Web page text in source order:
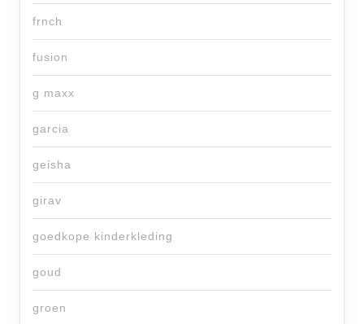
frnch
fusion
g maxx
garcia
geisha
girav
goedkope kinderkleding
goud
groen